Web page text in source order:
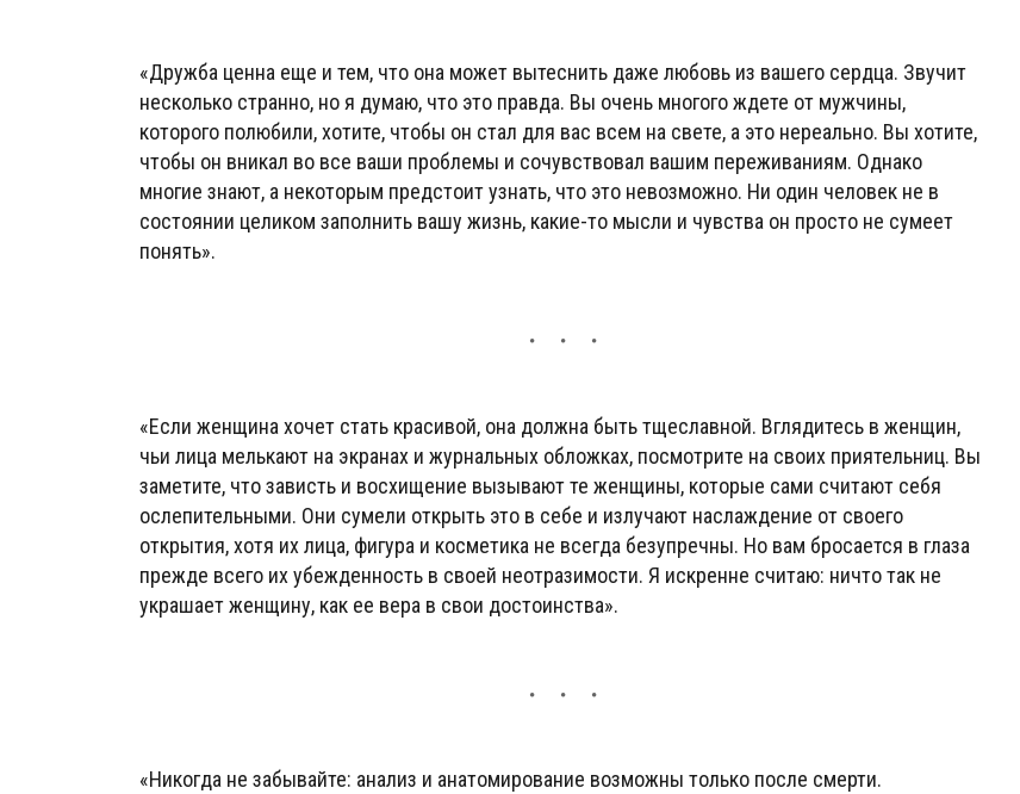
«Дружба ценна еще и тем, что она может вытеснить даже любовь из вашего сердца. Звучит
несколько странно, но я думаю, что это правда. Вы очень многого ждете от мужчины,
которого полюбили, хотите, чтобы он стал для вас всем на свете, а это нереально. Вы хотите,
чтобы он вникал во все ваши проблемы и сочувствовал вашим переживаниям. Однако
многие знают, а некоторым предстоит узнать, что это невозможно. Ни один человек не в
состоянии целиком заполнить вашу жизнь, какие-то мысли и чувства он просто не сумеет
понять».
«Если женщина хочет стать красивой, она должна быть тщеславной. Вглядитесь в женщин,
чьи лица мелькают на экранах и журнальных обложках, посмотрите на своих приятельниц. Вы
заметите, что зависть и восхищение вызывают те женщины, которые сами считают себя
ослепительными. Они сумели открыть это в себе и излучают наслаждение от своего
открытия, хотя их лица, фигура и косметика не всегда безупречны. Но вам бросается в глаза
прежде всего их убежденность в своей неотразимости. Я искренне считаю: ничто так не
украшает женщину, как ее вера в свои достоинства».
«Никогда не забывайте: анализ и анатомирование возможны только после смерти.